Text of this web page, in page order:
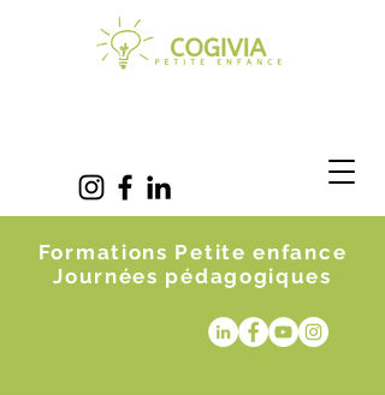
Formations Petite enfance
Journées pédagogiques